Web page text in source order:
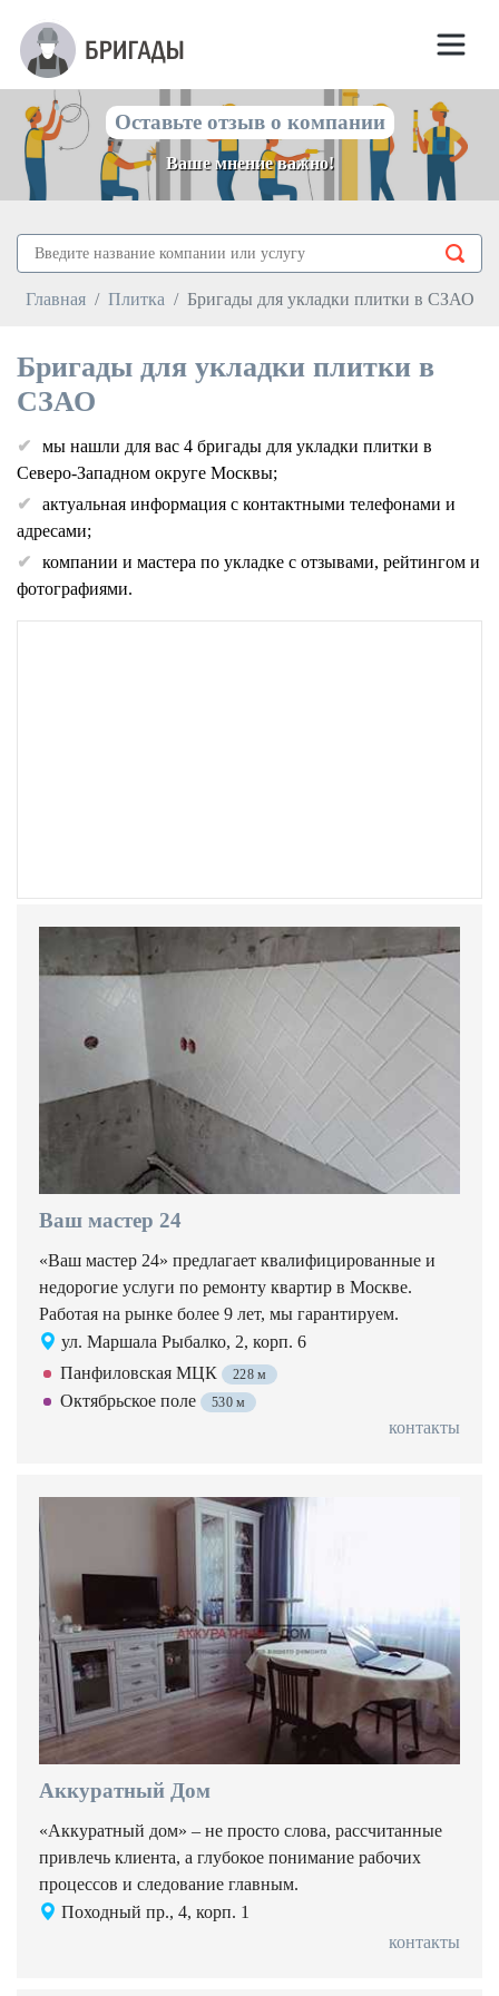
Оставьте отзыв о компании
Ваше мнение важно!
Главная Плитка Бригады для укладки плитки в СЗАО
Бригады для укладки плитки в
СЗАО
мы нашли для вас 4 бригады для укладки плитки в
Северо-Западном округе Москвы;
актуальная информация с контактными телефонами и
адресами;
компании и мастера по укладке с отзывами, рейтингом и
фотографиями.
Ваш мастер 24
«Ваш мастер 24» предлагает квалифицированные и
недорогие услуги по ремонту квартир в Москве.
Работая на рынке более 9 лет, мы гарантируем.
ул. Маршала Рыбалко, 2, корп. 6
Панфиловская МЦК
228 м
Октябрьское поле 530 м
контакты
Аккуратный Дом
«Аккуратный дом» – не просто слова, рассчитанные
привлечь клиента, а глубокое понимание рабочих
процессов и следование главным.
Походный пр., 4, корп. 1
контакты